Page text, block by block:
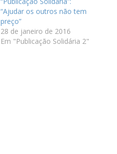
“Ajudar os outros não tem
preço”
28 de janeiro de 2016
Em "Publicação Solidária 2"